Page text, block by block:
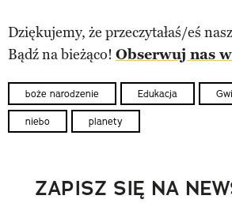
Dziękujemy, że przeczytałaś/eś
Bądź na bieżąco! Obserwuj nas
boże narodzenie Edukacja
niebo planety
ZAPISZ SIĘ NA